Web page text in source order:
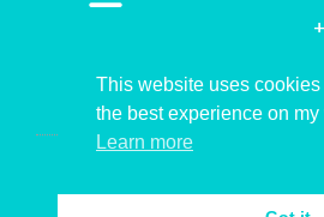
© 2020-2025 All rights
This website uses
the best experience on my
Learn more